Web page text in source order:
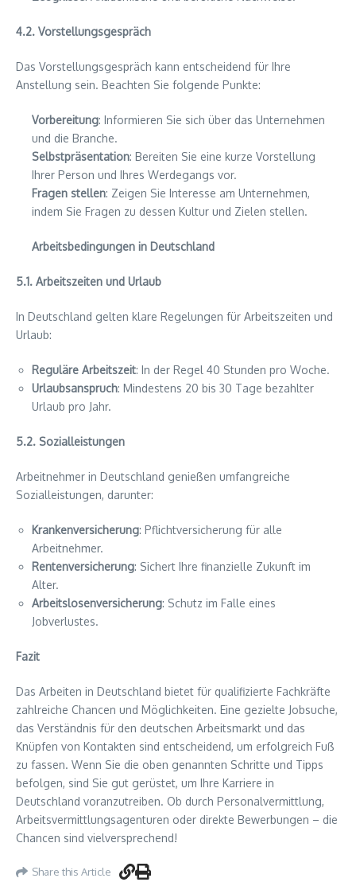
4.2. Vorstellungsgespräch
Das Vorstellungsgespräch kann entscheidend für Ihre
Anstellung sein. Beachten Sie folgende Punkte:
Vorbereitung: Informieren Sie sich über das Unternehmen
und die Branche.
Selbstpräsentation: Bereiten Sie eine kurze Vorstellung
Ihrer Person und Ihres Werdegangs vor.
Fragen stellen: Zeigen Sie Interesse am Unternehmen,
indem Sie Fragen zu dessen Kultur und Zielen stellen.
Arbeitsbedingungen in Deutschland
5.1. Arbeitszeiten und Urlaub
In Deutschland gelten klare Regelungen für Arbeitszeiten und
Urlaub:
Reguläre Arbeitszeit: In der Regel 40 Stunden pro Woche.
Urlaubsanspruch: Mindestens 20 bis 30 Tage bezahlter
Urlaub pro Jahr.
5.2. Sozialleistungen
Arbeitnehmer in Deutschland genießen umfangreiche
Sozialleistungen, darunter:
Krankenversicherung: Pflichtversicherung für alle
Arbeitnehmer.
Rentenversicherung: Sichert Ihre finanzielle Zukunft im
Alter.
Arbeitslosenversicherung: Schutz im Falle eines
Jobverlustes.
Fazit
Das Arbeiten in Deutschland bietet für qualifizierte Fachkräfte
zahlreiche Chancen und Möglichkeiten. Eine gezielte Jobsuche,
das Verständnis für den deutschen Arbeitsmarkt und das
Knüpfen von Kontakten sind entscheidend, um erfolgreich Fuß
zu fassen. Wenn Sie die oben genannten Schritte und Tipps
befolgen, sind Sie gut gerüstet, um Ihre Karriere in
Deutschland voranzutreiben. Ob durch Personalvermittlung,
Arbeitsvermittlungsagenturen oder direkte Bewerbungen – die
Chancen sind vielversprechend!
Share this Article